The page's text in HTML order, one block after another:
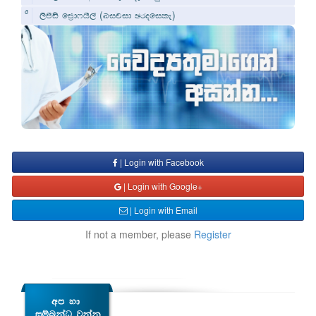
6 ,smsâ fm%d*hs,a (Lipid Profile)
| Login with Facebook
| Login with Google+
| Login with Email
If not a member, please Register